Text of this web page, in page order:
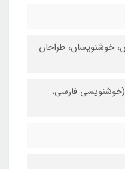
خوشنویسان، طراحان
(خوشنویسی فارسی،